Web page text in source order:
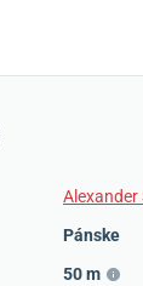
Pánske
50 m